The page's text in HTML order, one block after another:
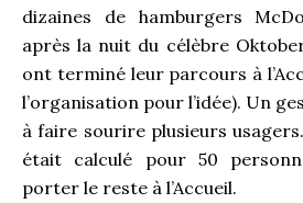
dizaines de hamburgers
après la nuit du célèbre
ont terminé leur parcours à
l’organisation pour l’idée). Un
à faire sourire plusieurs
était calculé pour 50
porter le reste à l’Accueil.